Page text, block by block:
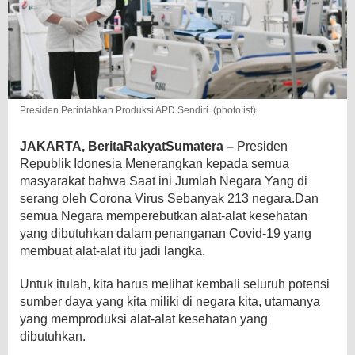
Presiden Perintahkan Produksi APD Sendiri. (photo:ist).
JAKARTA, BeritaRakyatSumatera – Presiden
Republik Idonesia Menerangkan kepada semua
masyarakat bahwa Saat ini Jumlah Negara Yang di
serang oleh Corona Virus Sebanyak 213 negara.Dan
semua Negara memperebutkan alat-alat kesehatan
yang dibutuhkan dalam penanganan Covid-19 yang
membuat alat-alat itu jadi langka.
Untuk itulah, kita harus melihat kembali seluruh potensi
sumber daya yang kita miliki di negara kita, utamanya
yang memproduksi alat-alat kesehatan yang
dibutuhkan.